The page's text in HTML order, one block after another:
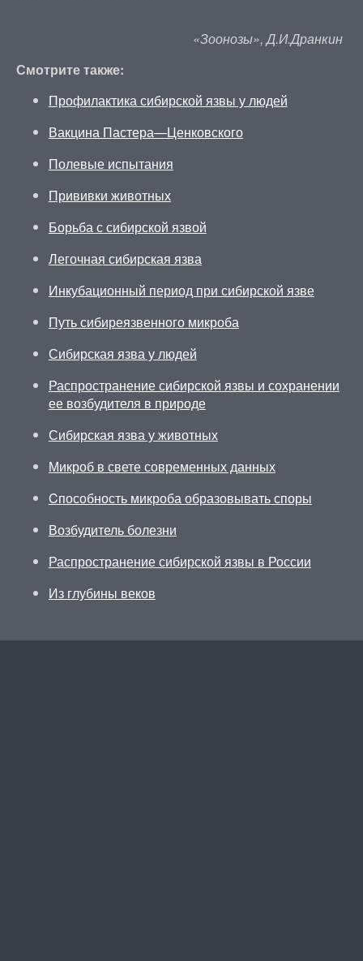
«Зоонозы», Д.И.Дранкин
Смотрите также:
Профилактика сибирской язвы у людей
Вакцина Пастера—Ценковского
Полевые испытания
Прививки животных
Борьба с сибирской язвой
Легочная сибирская язва
Инкубационный период при сибирской язве
Путь сибиреязвенного микроба
Сибирская язва у людей
Распространение сибирской язвы и сохранении
ее возбудителя в природе
Сибирская язва у животных
Микроб в свете современных данных
Cпособность микроба образовывать споры
Возбудитель болезни
Распространение сибирской язвы в России
Из глубины веков